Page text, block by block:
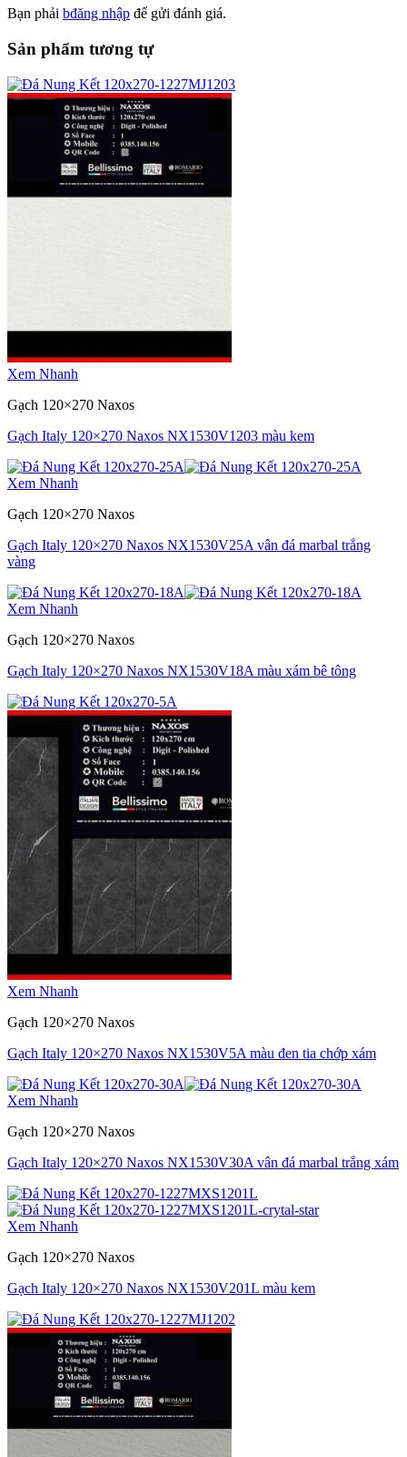
Bạn phải bđăng nhập để gửi đánh giá.
Sản phẩm tương tự
Xem Nhanh
Gạch 120×270 Naxos
Gạch Italy 120×270 Naxos NX1530V1203 màu kem
Xem Nhanh
Gạch 120×270 Naxos
Gạch Italy 120×270 Naxos NX1530V25A vân đá marbal trắng
vàng
Xem Nhanh
Gạch 120×270 Naxos
Gạch Italy 120×270 Naxos NX1530V18A màu xám bê tông
Xem Nhanh
Gạch 120×270 Naxos
Gạch Italy 120×270 Naxos NX1530V5A màu đen tia chớp xám
Xem Nhanh
Gạch 120×270 Naxos
Gạch Italy 120×270 Naxos NX1530V30A vân đá marbal trắng xám
Xem Nhanh
Gạch 120×270 Naxos
Gạch Italy 120×270 Naxos NX1530V201L màu kem